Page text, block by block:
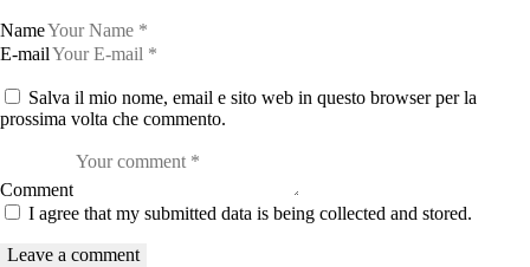
Name
E-mail
Salva il mio nome, email e sito web in questo browser per la
prossima volta che commento.
Comment
I agree that my submitted data is being collected and stored.